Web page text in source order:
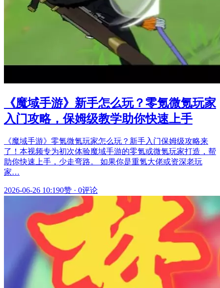
《魔域手游》新手怎么玩？零氪微氪玩家
入门攻略，保姆级教学助你快速上手
《魔域手游》零氪微氪玩家怎么玩？新手入门保姆级攻略来
了！本视频专为初次体验魔域手游的零氪或微氪玩家打造，帮
助你快速上手，少走弯路。 如果你是重氪大佬或资深老玩
家…
2026-06-26 10:190赞 · 0评论